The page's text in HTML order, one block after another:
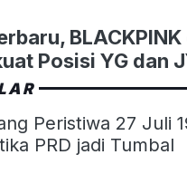
BLACKPINK
Posisi YG dan
Peristiwa 27 Juli
PRD jadi Tumbal